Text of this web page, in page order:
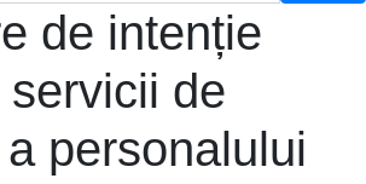
de intenție
de
personalului